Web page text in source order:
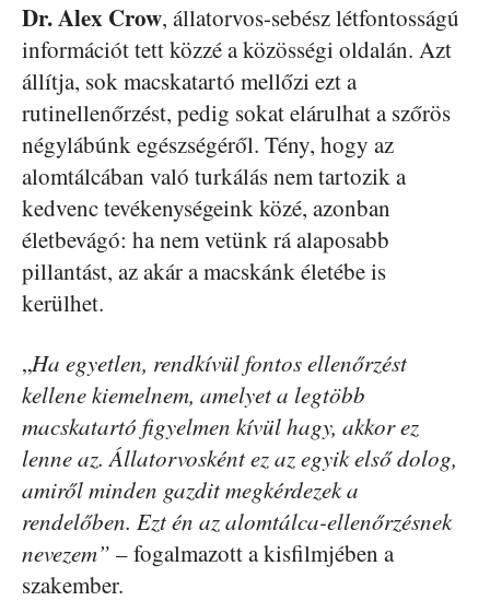
Dr. Alex Crow, állatorvos-sebész létfontosságú
információt tett közzé a közösségi oldalán. Azt
állítja, sok macskatartó mellőzi ezt a
rutinellenőrzést, pedig sokat elárulhat a szőrös
négylábúnk egészségéről. Tény, hogy az
alomtálcában való turkálás nem tartozik a
kedvenc tevékenységeink közé, azonban
életbevágó: ha nem vetünk rá alaposabb
pillantást, az akár a macskánk életébe is
kerülhet.
„Ha egyetlen, rendkívül fontos ellenőrzést
kellene kiemelnem, amelyet a legtöbb
macskatartó figyelmen kívül hagy, akkor ez
lenne az. Állatorvosként ez az egyik első dolog,
amiről minden gazdit megkérdezek a
rendelőben. Ezt én az alomtálca-ellenőrzésnek
nevezem” – fogalmazott a kisfilmjében a
szakember.